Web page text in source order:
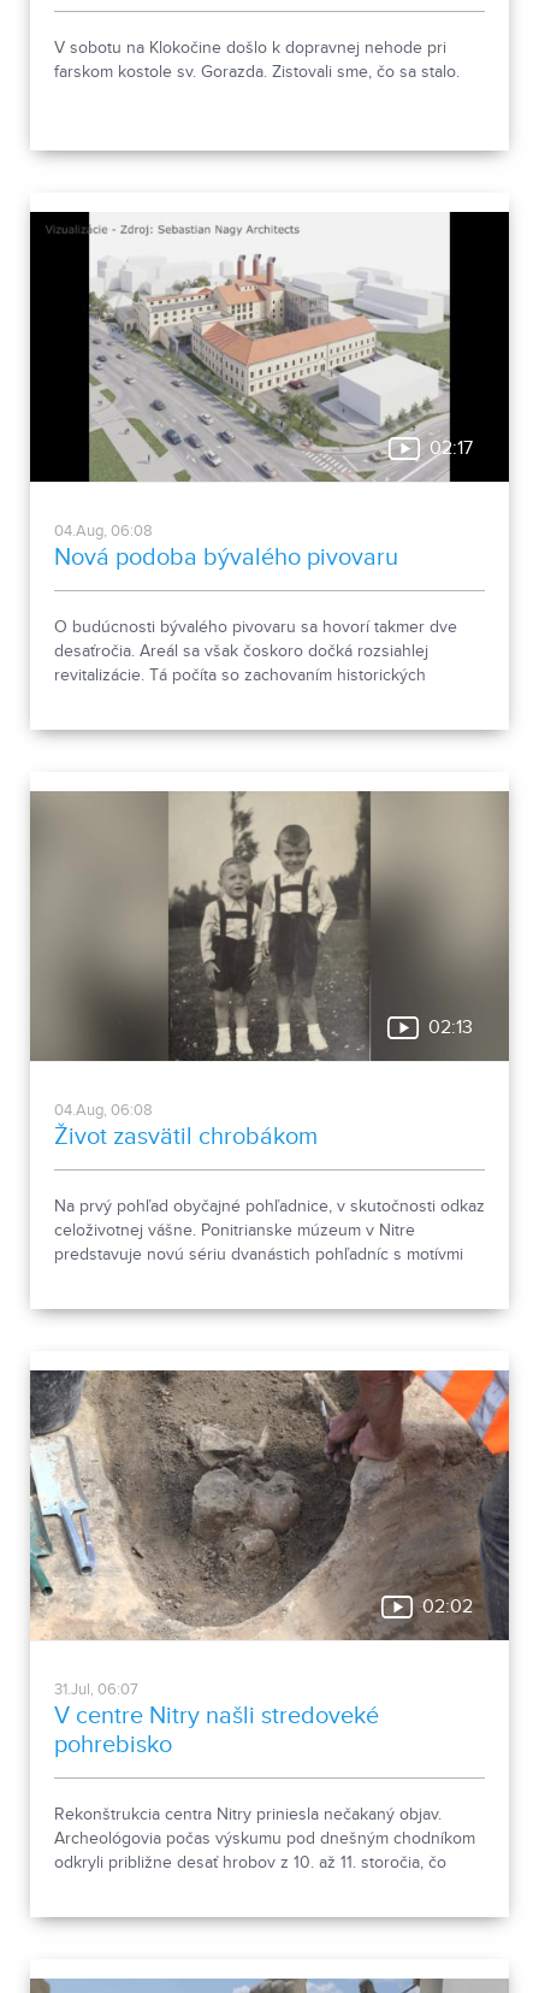
V sobotu na Klokočine došlo k dopravnej nehode pri
farskom kostole sv. Gorazda. Zistovali sme, čo sa stalo.
02:17
04.Aug, 06:08
Nová podoba bývalého pivovaru
O budúcnosti bývalého pivovaru sa hovorí takmer dve
desaťročia. Areál sa však čoskoro dočká rozsiahlej
revitalizácie. Tá počíta so zachovaním historických
02:13
04.Aug, 06:08
Život zasvätil chrobákom
Na prvý pohľad obyčajné pohľadnice, v skutočnosti odkaz
celoživotnej vášne. Ponitrianske múzeum v Nitre
predstavuje novú sériu dvanástich pohľadníc s motívmi
odchode.
02:02
31.Jul, 06:07
V centre Nitry našli stredoveké
pohrebisko
Rekonštrukcia centra Nitry priniesla nečakaný objav.
Archeológovia počas výskumu pod dnešným chodníkom
odkryli približne desať hrobov z 10. až 11. storočia, čo